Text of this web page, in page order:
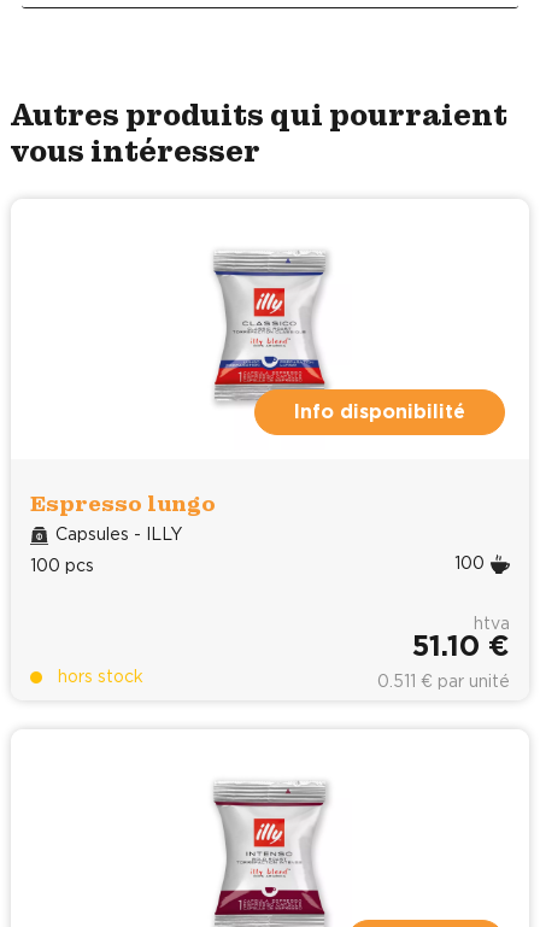
Autres produits qui pourraient
vous intéresser
Info disponibilité
Espresso lungo
Capsules - ILLY
100 pcs
100
hors stock
htva
51.10 €
0.511 € par unité